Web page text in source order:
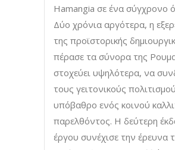
Hamangia σε ένα σύγχρονο
Δύο χρόνια αργότερα, η
της προϊστορικής
πέρασε τα σύνορα της
στοχεύει υψηλότερα, να
τους γειτονικούς
υπόβαθρο ενός κοινού
παρελθόντος. Η δεύτερη
έργου συνέχισε την έρευνα